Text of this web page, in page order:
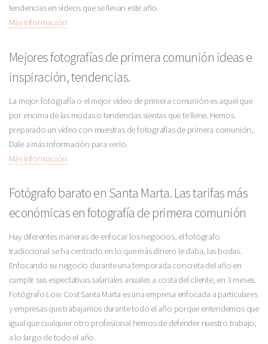
tendencias en vídeos que se llevan este año.
Más Información
Mejores fotografías de primera comunión ideas e
inspiración, tendencias.
La mejor fotografía o el mejor vídeo de primera comunión es aquel que
por encima de las modas o tendencias sientas que te llene. Hemos
preparado un vídeo con muestras de fotografías de primera comunión,
Dale a más información para verlo.
Más Información
Fotógrafo barato en Santa Marta. Las tarifas más
económicas en fotografía de primera comunión
Hay diferentes maneras de enfocar los negocios, el fotógrafo
tradiccional se ha centrado en lo que más dinero le daba, las bodas.
Enfocando su negocio durante una temporada concreta del año en
cumplir sus espectativas salariales anuales a costa del cliente, en 3 meses.
Fotógrafo Low Cost Santa Marta es una empresa enfocada a particulares
y empresas que trabajamos durante todo el año porque entendemos que
igual que cualquier otro profesional hemos de defender nuestro trabajo,
a lo largo de todo el año.